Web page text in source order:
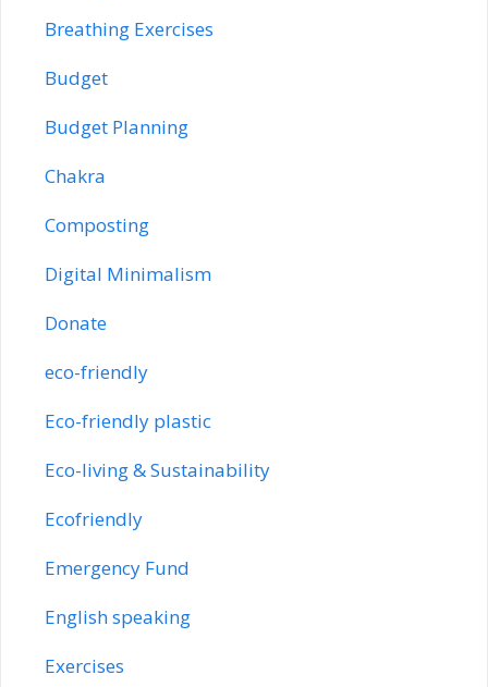
Breathing Exercises
Budget
Budget Planning
Chakra
Composting
Digital Minimalism
Donate
eco-friendly
Eco-friendly plastic
Eco-living & Sustainability
Ecofriendly
Emergency Fund
English speaking
Exercises